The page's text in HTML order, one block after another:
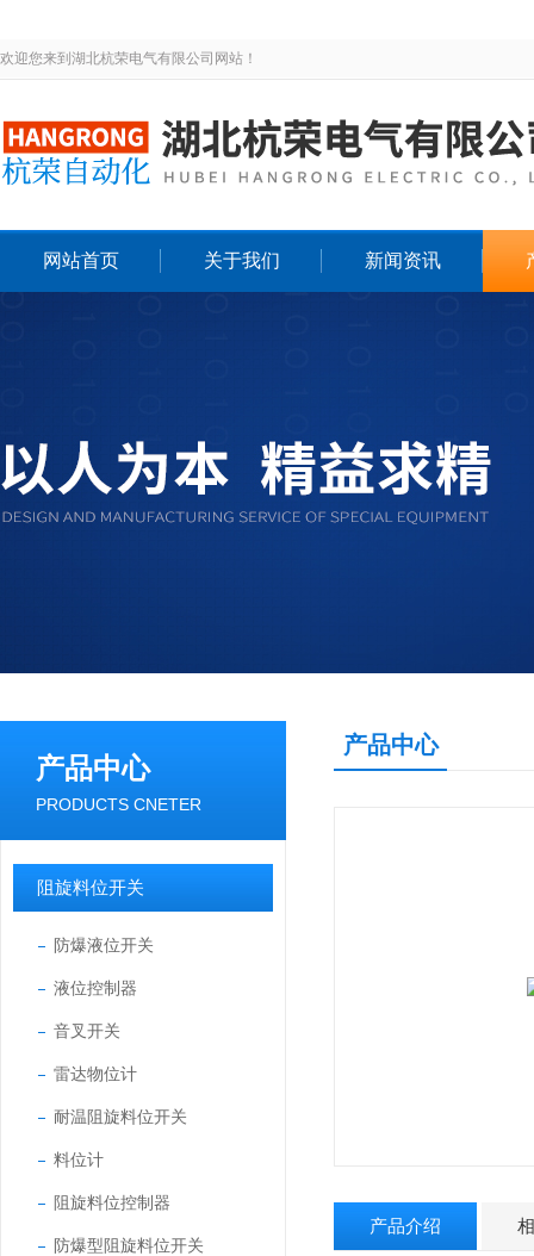
欢迎您来到湖北杭荣电气有限公司网站！
网站首页 关于我们 新闻资讯
产品中心
PRODUCTS CNETER
阻旋料位开关
防爆液位开关
液位控制器
音叉开关
雷达物位计
耐温阻旋料位开关
料位计
阻旋料位控制器
防爆型阻旋料位开关
产品中心
产品介绍